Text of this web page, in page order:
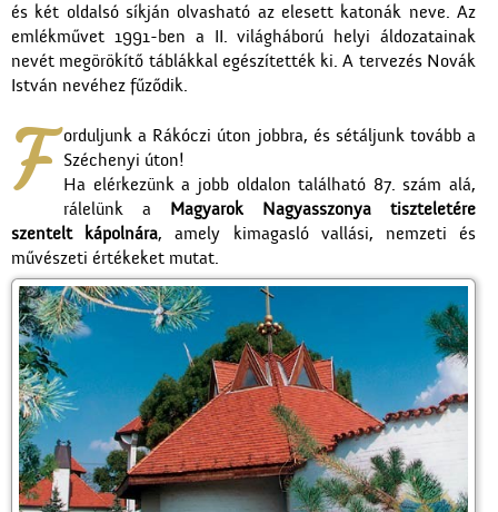
és két oldalsó síkján olvasható az elesett katonák neve. Az
emlékművet 1991-ben a II. világháború helyi áldozatainak
nevét megörökítő táblákkal egészítették ki. A tervezés Novák
István nevéhez fűződik.
F orduljunk a Rákóczi úton jobbra, és sétáljunk tovább a
Széchenyi úton!
Ha elérkezünk a jobb oldalon található 87. szám alá,
rálelünk a Magyarok Nagyasszonya tiszteletére
szentelt kápolnára, amely kimagasló vallási, nemzeti és
művészeti értékeket mutat.